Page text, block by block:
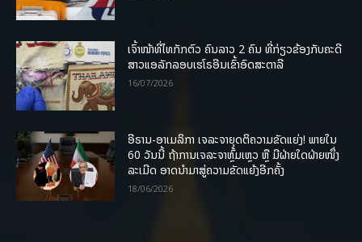
ເຈົ້າໜ້າທີ່ໄທກັກຕົວ ຄົນລາວ 2 ຄົນ ທີ່ກ່ຽວຂ້ອງກັບຄະດີ
ສາວແອລັກລອບເຮໂຣອີນເຂົ້າອົດສະຕາລີ
16/07/2026
ອີຣານ-ອາເມລິກາ ເຈລະຈາຍຸດຕິຄວາມຂັດແຍ່ງ! ພາຍໃນ
60 ວັນນີ້ ຖ້າການເຈລະຈາຫຼົ້ມເຫຼວ ຫຼື ມີຝ່າຍໃດຝ່າຍໜຶ່ງ
ລະເມີດ ອາດນໍາມາສູ່ຄວາມຂັດແຍ້ງອີກຄັ້ງ
18/06/2026